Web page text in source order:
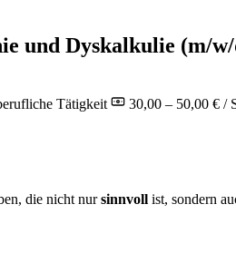
und Dyskalkulie (m/
Tätigkeit 30,00 – 50,00 € /
die nicht nursinnvoll ist, sondern